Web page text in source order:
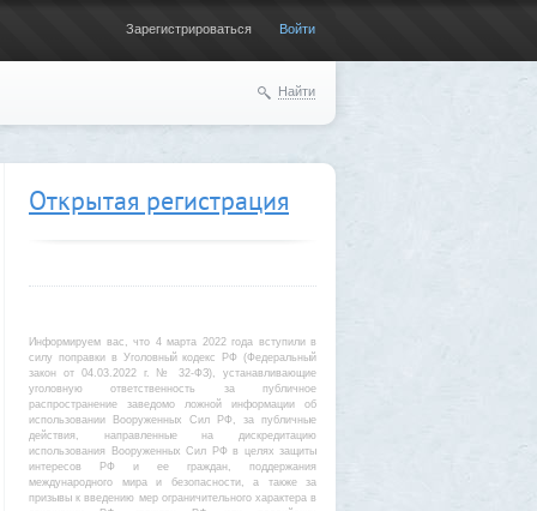
Зарегистрироваться Войти
Найти
Открытая регистрация
Информируем вас, что 4 марта 2022 года вступили в
силу поправки в Уголовный кодекс РФ (Федеральный
закон от 04.03.2022 г. № 32-ФЗ), устанавливающие
уголовную ответственность за публичное
распространение заведомо ложной информации об
использовании Вооруженных Сил РФ, за публичные
действия, направленные на дискредитацию
использования Вооруженных Сил РФ в целях защиты
интересов РФ и ее граждан, поддержания
международного мира и безопасности, а также за
призывы к введению мер ограничительного характера в